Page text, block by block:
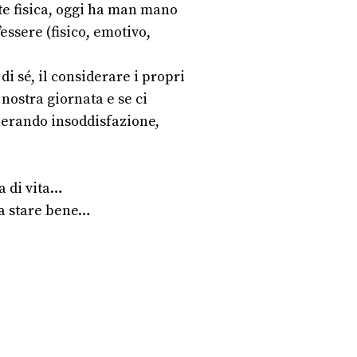
fisica, oggi ha man mano
(fisico, emotivo,
sé, il considerare i propri
giornata e se ci
insoddisfazione,
di vita…
stare bene…